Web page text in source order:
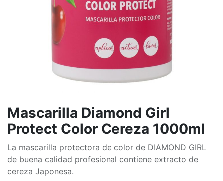
Mascarilla Diamond Girl
Protect Color Cereza 1000ml
La mascarilla protectora de color de DIAMOND GIRL
de buena calidad profesional contiene extracto de
cereza Japonesa.